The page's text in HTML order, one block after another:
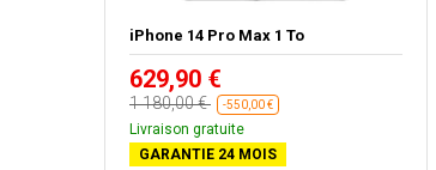
iPhone 14 Pro Max 1 To
629,90 €
1 180,00 € -550,00 €
Livraison gratuite
GARANTIE 24 MOIS